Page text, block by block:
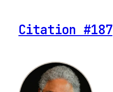
Citation #187